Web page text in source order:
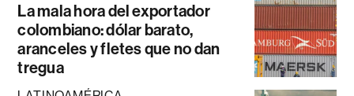
La mala hora del exportador
colombiano: dólar barato,
aranceles y fletes que no dan
tregua